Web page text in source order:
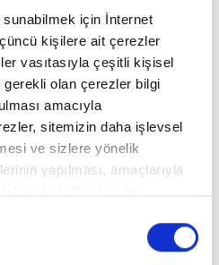
için İnternet
kişilere ait çerezler
vasıtasıyla çeşitli kişisel
olan çerezler bilgi
amacıyla
sitemizin daha işlevsel
ve sizlere yönelik
yapılması, amaçlarıyla
Çerezlere ilişkin detaylı bilgi
Çerez Bilgilendirme